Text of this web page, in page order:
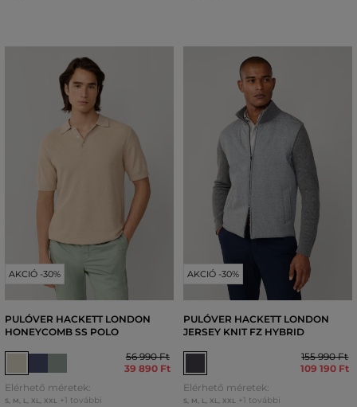
AKCIÓ -30%
PULÓVER HACKETT LONDON
HONEYCOMB SS POLO
56 990 Ft
39 890 Ft
Elérhető méretek:
S, M L XL XXL +1 további
AKCIÓ -30%
PULÓVER HACKETT LONDON
JERSEY KNIT FZ HYBRID
155 990 Ft
109 190 Ft
Elérhető méretek:
S, M L XL XXL +1 további